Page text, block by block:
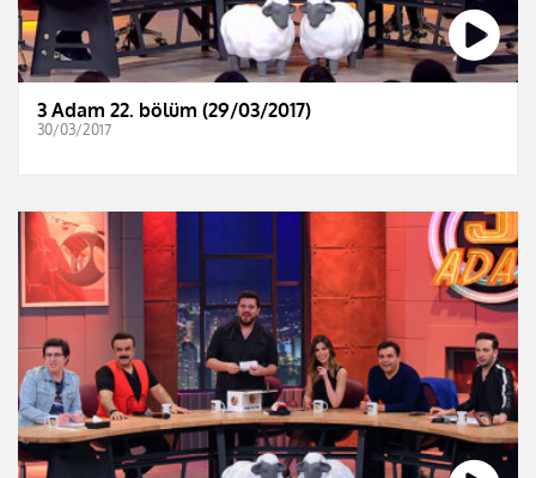
3 Adam 22. bölüm (29/03/2017)
30/03/2017